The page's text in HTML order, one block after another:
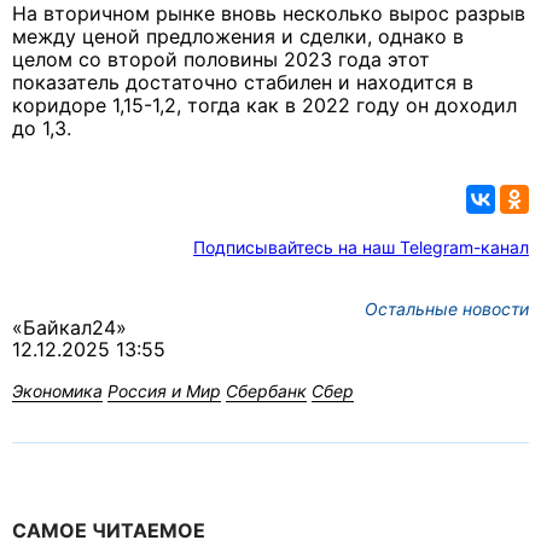
На вторичном рынке вновь несколько вырос разрыв
между ценой предложения и сделки, однако в
целом со второй половины 2023 года этот
показатель достаточно стабилен и находится в
коридоре 1,15-1,2, тогда как в 2022 году он доходил
до 1,3.
Подписывайтесь на наш Telegram-канал
Остальные новости
«Байкал24»
12.12.2025 13:55
Экономика Россия и Мир Сбербанк Сбер
САМОЕ ЧИТАЕМОЕ